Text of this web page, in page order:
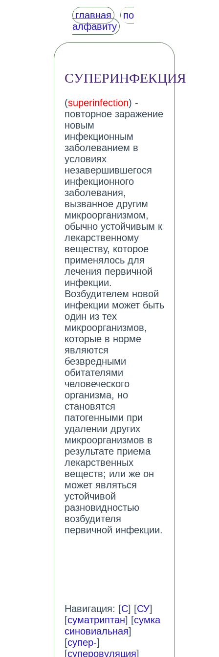
главная
по
алфавиту
СУПЕРИНФЕКЦИЯ
(superinfection) -
повторное заражение
новым
инфекционным
заболеванием в
условиях
незавершившегося
инфекционного
заболевания,
вызванное другим
микроорганизмом,
обычно устойчивым к
лекарственному
веществу, которое
применялось для
лечения первичной
инфекции.
Возбудителем новой
инфекции может быть
один из тех
микроорганизмов,
которые в норме
являются
безвредными
обитателями
человеческого
организма, но
становятся
патогенными при
удалении других
микроорганизмов в
результате приема
лекарственных
веществ; или же он
может являться
устойчивой
разновидностью
возбудителя
первичной инфекции.
Навигация: [С] [СУ]
[суматриптан] [сумка
синовиальная]
[супер-]
[суперовуляция]